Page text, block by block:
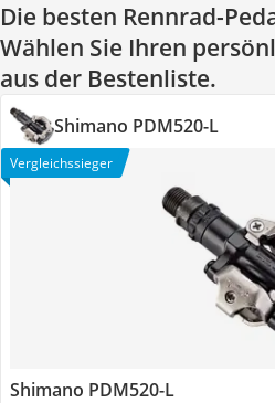
Die besten Rennrad-
Wählen Sie Ihren
aus der Bestenliste.
Shimano PDM520-L
Vergleichssieger
Shimano PDM520-L